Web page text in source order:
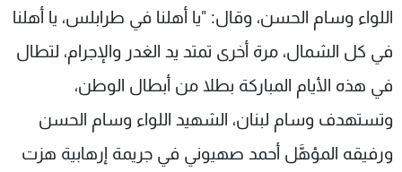
اللواء وسام الحسن، وقال: "يا أهلنا في طرابلس، يا أهلنا
في كل الشمال، مرة أخرى تمتد يد الغدر والإجرام، لتطال
في هذه الأيام المباركة بطلا من أبطال الوطن،
وتستهدف وسام لبنان، الشهيد اللواء وسام الحسن
ورفيقه المؤهَّل أحمد صهيوني في جريمة إرهابية هزت
الإنـتـاج
لاعلاناتكم
تواصل معنا
شروط الإسـتخدام
سياسة الخصوصية